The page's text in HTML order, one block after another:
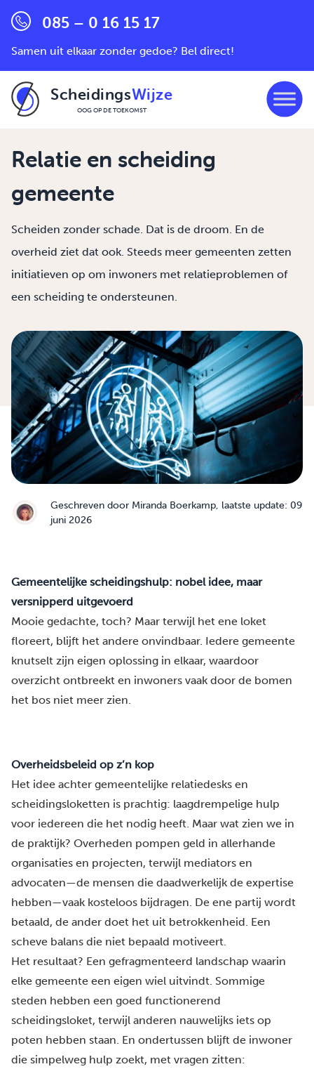
085 – 0 16 15 17
Samen uit elkaar zonder gedoe? Bel direct!
ScheidingsWijze
OOG OP DE TOEKOMST
Relatie en scheiding
gemeente
Scheiden zonder schade. Dat is de droom. En de
overheid ziet dat ook. Steeds meer gemeenten zetten
initiatieven op om inwoners met relatieproblemen of
een scheiding te ondersteunen.
Geschreven door Miranda Boerkamp, laatste update: 09
juni 2026
Gemeentelijke scheidingshulp: nobel idee, maar
versnipperd uitgevoerd
Mooie gedachte, toch? Maar terwijl het ene loket
floreert, blijft het andere onvindbaar. Iedere gemeente
knutselt zijn eigen oplossing in elkaar, waardoor
overzicht ontbreekt en inwoners vaak door de bomen
het bos niet meer zien.
Overheidsbeleid op z’n kop
Het idee achter gemeentelijke relatiedesks en
scheidingsloketten is prachtig: laagdrempelige hulp
voor iedereen die het nodig heeft. Maar wat zien we in
de praktijk? Overheden pompen geld in allerhande
organisaties en projecten, terwijl mediators en
advocaten—de mensen die daadwerkelijk de expertise
hebben—vaak kosteloos bijdragen. De ene partij wordt
betaald, de ander doet het uit betrokkenheid. Een
scheve balans die niet bepaald motiveert.
Het resultaat? Een gefragmenteerd landschap waarin
elke gemeente een eigen wiel uitvindt. Sommige
steden hebben een goed functionerend
scheidingsloket, terwijl anderen nauwelijks iets op
poten hebben staan. En ondertussen blijft de inwoner
die simpelweg hulp zoekt, met vragen zitten: